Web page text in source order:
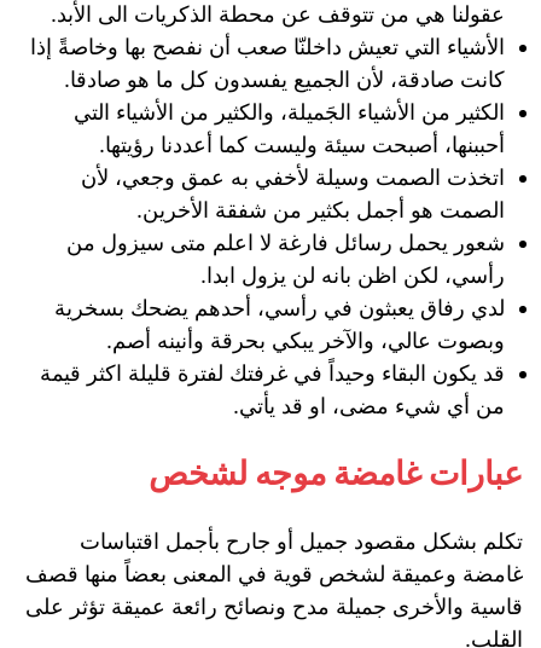
عقولنا هي من تتوقف عن محطة الذكريات الى الأبد.
الأشياء التي تعيش داخلنّا صعب أن نفصح بها وخاصةً إذا
كانت صادقة، لأن الجميع يفسدون كل ما هو صادقا.
الكثير من الأشياء الجَميلة، والكثير من الأشياء التي
أحببنها، أصبحت سيئة وليست كما أعددنا رؤيتها.‏
اتخذت الصمت وسيلة لأخفي به عمق وجعي، لأن
الصمت هو أجمل بكثير من شفقة الأخرين.
شعور يحمل رسائل فارغة لا اعلم متى سيزول من
رأسي، لكن اظن بانه لن يزول ابدا.
لدي رفاق يعبثون في رأسي، أحدهم يضحك بسخرية
وبصوت عالي، والآخر يبكي بحرقة وأنينه أصم.
قد يكون البقاء وحيداً في غرفتك لفترة قليلة اكثر قيمة
من أي شيء مضى، او قد يأتي.
عبارات غامضة موجه لشخص
تكلم بشكل مقصود جميل أو جارح بأجمل اقتباسات
غامضة وعميقة لشخص قوية في المعنى بعضاً منها قصف
قاسية والأخرى جميلة مدح ونصائح رائعة عميقة تؤثر على
القلب.